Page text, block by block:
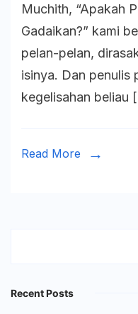
Muchith, “Apakah
Gadaikan?” kami
pelan-pelan,
isinya. Dan penulis
kegelisahan beliau
Read More
Recent Posts